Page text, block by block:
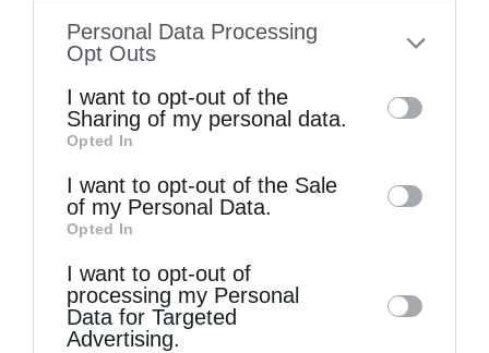
to your opt-out. You may separately opt-out
information by third parties on the IAB’s list
of downstream participants. This
information may also be disclosed by us to
third parties on theIAB’s List of
Downstream Participants
disclose it to other third parties.
Personal Data Processing
Opt Outs
I want to opt-out of the
Sharing of my personal data.
Opted In
I want to opt-out of the Sale
of my Personal Data.
Opted In
I want to opt-out of
processing my Personal
Data for Targeted
Advertising.
Τελευταία άρθρα